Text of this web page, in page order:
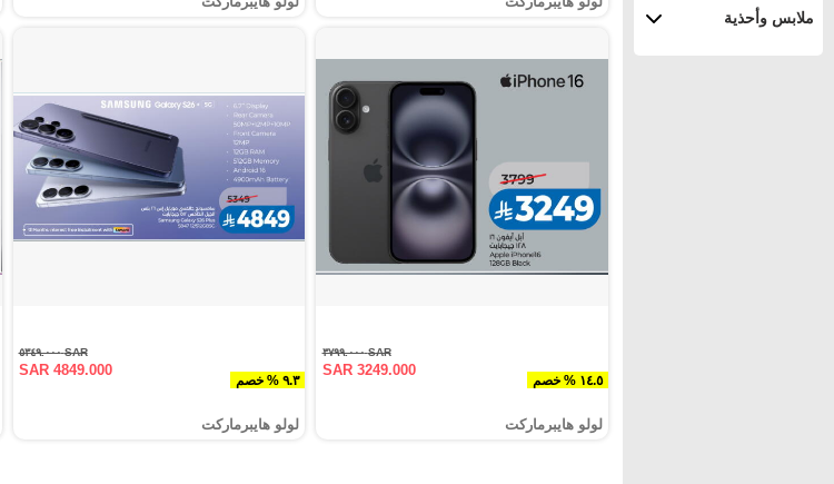
ملابس وأحذية
١٤.٥ % خصم
SAR ٣٧٩٩.٠٠٠
SAR 3249.000
لولو هايبرماركت
٩.٣ % خصم
SAR ٥٣٤٩.٠٠٠
SAR 4849.000
لولو هايبرماركت